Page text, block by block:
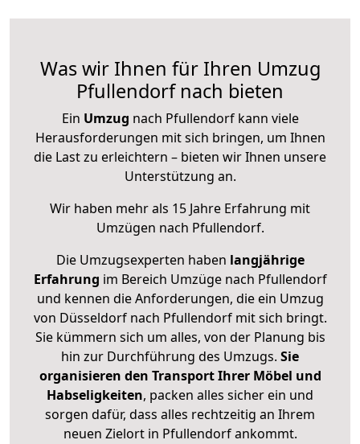
Was wir Ihnen für Ihren Umzug
Pfullendorf nach bieten
Ein Umzug nach Pfullendorf kann viele
Herausforderungen mit sich bringen, um Ihnen
die Last zu erleichtern – bieten wir Ihnen unsere
Unterstützung an.
Wir haben mehr als 15 Jahre Erfahrung mit
Umzügen nach Pfullendorf.
Die Umzugsexperten haben langjährige
Erfahrung im Bereich Umzüge nach Pfullendorf
und kennen die Anforderungen, die ein Umzug
von Düsseldorf nach Pfullendorf mit sich bringt.
Sie kümmern sich um alles, von der Planung bis
hin zur Durchführung des Umzugs. Sie
organisieren den Transport Ihrer Möbel und
Habseligkeiten, packen alles sicher ein und
sorgen dafür, dass alles rechtzeitig an Ihrem
neuen Zielort in Pfullendorf ankommt.